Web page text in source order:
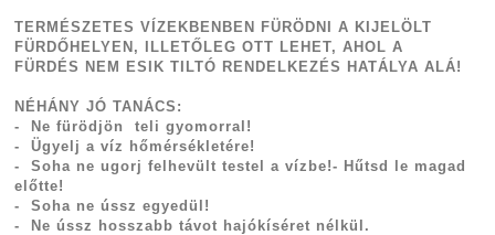
TERMÉSZETES VÍZEKBENBEN FÜRÖDNI A KIJELÖLT
FÜRDŐHELYEN, ILLETŐLEG OTT LEHET, AHOL A
FÜRDÉS NEM ESIK TILTÓ RENDELKEZÉS HATÁLYA ALÁ!
NÉHÁNY JÓ TANÁCS:
- Ne fürödjön teli gyomorral!
- Ügyelj a víz hőmérsékletére!
- Soha ne ugorj felhevült testel a vízbe!- Hűtsd le magad
előtte!
- Soha ne ússz egyedül!
- Ne ússz hosszabb távot hajókíséret nélkül.